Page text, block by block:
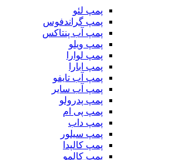
پمپ لئو
پمپ گراندفوس
پمپ آب پنتاکس
پمپ ویلو
پمپ لوارا
پمپ ابارا
پمپ آب تایفو
پمپ آب سایر
پمپ پدرولو
پمپ پی ام
پمپ داب
پمپ سیلور
پمپ کالپدا
پمپ کالمو